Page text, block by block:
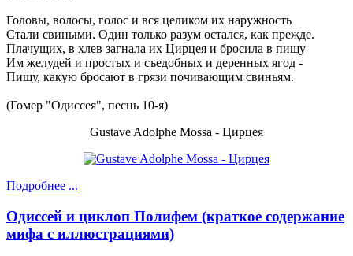
Головы, волосы, голос и вся целиком их наружность
Стали свиными. Один только разум остался, как прежде.
Плачущих, в хлев загнала их Цирцея и бросила в пищу
Им желудей и простых и съедобных и деренных ягод -
Пищу, какую бросают в грязи почивающим свиньям.
(Гомер "Одиссея", песнь 10-я)
Gustave Adolphe Mossa - Цирцея
Подробнее ...
Одиссей и циклоп Полифем (краткое содержание
мифа с иллюстрациями)